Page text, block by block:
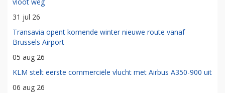
31 jul 26
Transavia opent komende winter nieuwe route vanaf
Brussels Airport
05 aug 26
KLM stelt eerste commerciële vlucht met Airbus A350-900 uit
06 aug 26